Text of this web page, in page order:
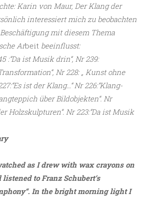
Karin von Maur, Der Klang der
interessiert mich zu beobachten
mit diesem Thema
Arbeit beeinflusst:
:“Da ist Musik drin“, Nr 239:
Nr 228: „ Kunst ohne
ist der Klang…“ Nr 226:“Klang-
über Bildobjekten“. Nr
Holzskulpturen“. Nr 223:“Da ist Musik
as I drew with wax crayons on
to Franz Schubert‘s
In the bright morning light I